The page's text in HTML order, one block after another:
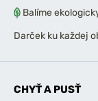
Balíme
Darček ku každej
CHYŤ A PUSŤ